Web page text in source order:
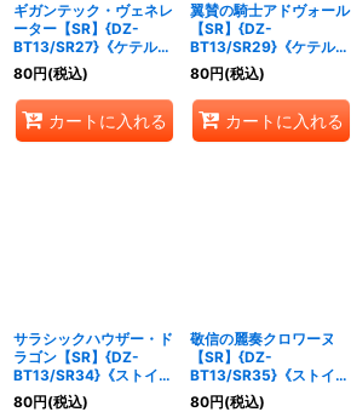
ギガンテック・ヴェネレ
ーター【SR】{DZ-
BT13/SR27}《ケテルサ
ンクチュアリ》
80円(税込)
カートに入れる
翼賛の騎士アドヴォール
【SR】{DZ-
BT13/SR29}《ケテルサ
ンクチュアリ》
80円(税込)
カートに入れる
サラシックハウザー・ド
ラゴン【SR】{DZ-
BT13/SR34}《ストイケ
イア》
80円(税込)
敬信の麗奏クロワーヌ
【SR】{DZ-
BT13/SR35}《ストイケ
イア》
80円(税込)